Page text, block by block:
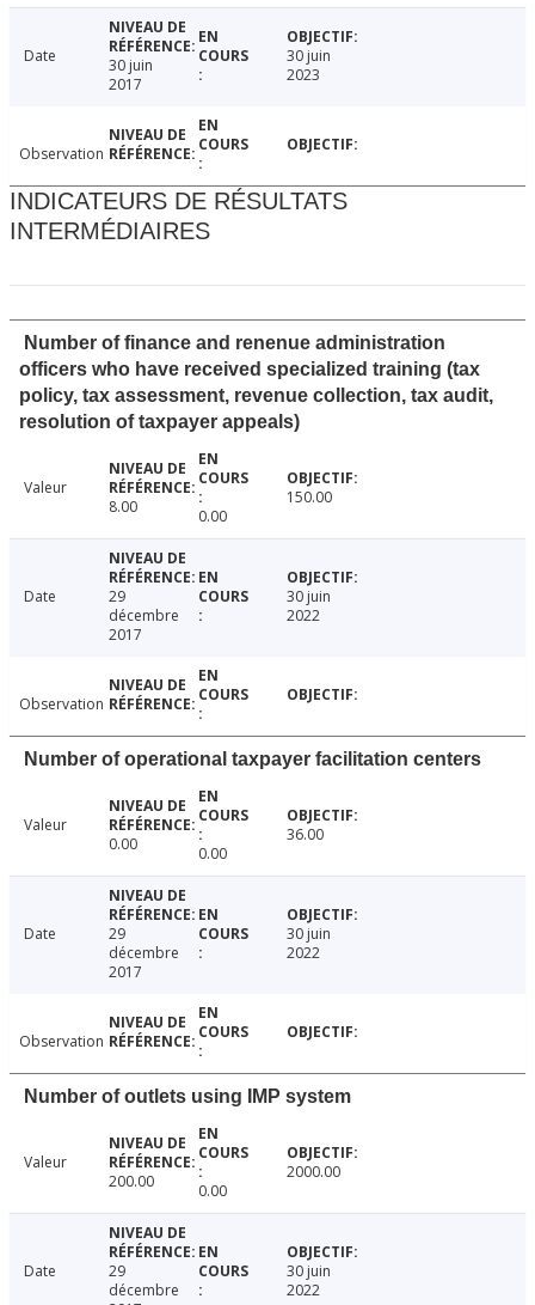
Date
30 juin
2017
30 juin
2023
Observation
INDICATEURS DE RÉSULTATS
INTERMÉDIAIRES
Number of finance and renenue administration
officers who have received specialized training (tax
policy, tax assessment, revenue collection, tax audit,
resolution of taxpayer appeals)
Valeur
8.00
0.00
150.00
Date
29
décembre
2017
30 juin
2022
Observation
Number of operational taxpayer facilitation centers
Valeur
0.00
0.00
36.00
Date
29
décembre
2017
30 juin
2022
Observation
Number of outlets using IMP system
Valeur
200.00
0.00
2000.00
Date
29
décembre
30 juin
2022